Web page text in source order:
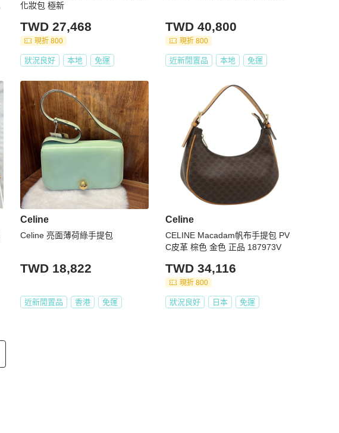
化妝包 極新
TWD 27,468
現折 800
狀況良好 本地 免運
TWD 40,800
現折 800
近新閒置品 本地 免運
Celine
Celine 亮面薄荷綠手提包
TWD 18,822
近新閒置品 香港 免運
Celine
CELINE Macadam帆布手提包 PV
C皮革 棕色 金色 正品 187973V
TWD 34,116
現折 800
狀況良好 日本 免運